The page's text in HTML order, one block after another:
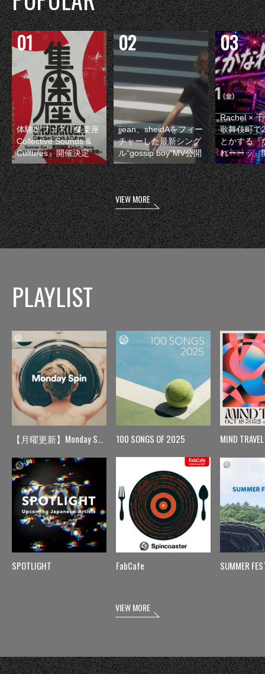
体験型フェス『集楽座
Collective Sounds &
Cultures』開催決定
jjean、sheidAをフィー
チャーした最新シング
ル“gossip boy”MV公開
Rachel ×
歌舞伎町で
とかする『
れーーッ』
VIEW MORE
PLAYLIST
【月曜更新】Monday Spin
SPOTLIGHT
100 SONGS OF 2025
FabCafe
MIND TRAVEL
SUMMER
VIEW MORE